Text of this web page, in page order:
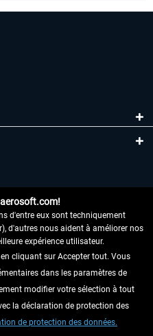
DERNIÈRES
d'entre eux sont techniquement
d'autres nous aident à améliorer nos
expérience utilisateur.
cliquant sur Accepter tout. Vous
dans les paramètres de
modifier votre sélection à tout
la déclaration de protection des
de protection des données.